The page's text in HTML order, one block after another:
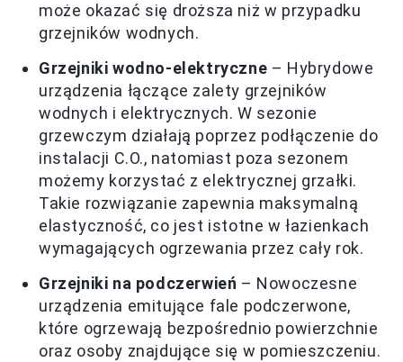
może okazać się droższa niż w przypadku
grzejników wodnych.
Grzejniki wodno-elektryczne – Hybrydowe
urządzenia łączące zalety grzejników
wodnych i elektrycznych. W sezonie
grzewczym działają poprzez podłączenie do
instalacji C.O., natomiast poza sezonem
możemy korzystać z elektrycznej grzałki.
Takie rozwiązanie zapewnia maksymalną
elastyczność, co jest istotne w łazienkach
wymagających ogrzewania przez cały rok.
Grzejniki na podczerwień – Nowoczesne
urządzenia emitujące fale podczerwone,
które ogrzewają bezpośrednio powierzchnie
oraz osoby znajdujące się w pomieszczeniu.